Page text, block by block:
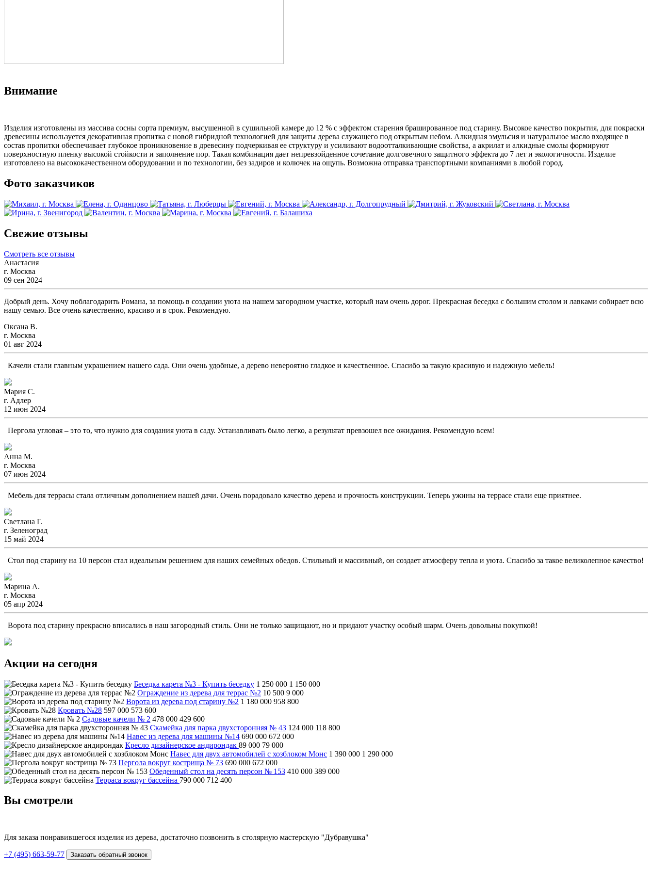
Внимание
Изделия изготовлены из массива сосны сорта премиум, высушенной в сушильной камере до 12 % с эффектом старения брашированное под старину. Высокое качество покрытия, для покраски
древесины используется декоративная пропитка с новой гибридной технологией для защиты дерева служащего под открытым небом. Алкидная эмульсия и натуральное масло входящее в
состав пропитки обеспечивает глубокое проникновение в древесину подчеркивая ее структуру и усиливают водоотталкивающие свойства, а акрилат и алкидные смолы формируют
поверхностную пленку высокой стойкости и заполнение пор. Такая комбинация дает непревзойденное сочетание долговечного защитного эффекта до 7 лет и экологичности. Изделие
изготовлено на высококачественном оборудовании и по технологии, без задиров и колючек на ощупь. Возможна отправка транспортными компаниями в любой город.
Фото заказчиков
Свежие отзывы
Смотреть все отзывы
Анастасия
г. Москва
09 сен 2024
Добрый день. Хочу поблагодарить Романа, за помощь в создании уюта на нашем загородном участке, который нам очень дорог. Прекрасная беседка с большим столом и лавками собирает всю
нашу семью. Все очень качественно, красиво и в срок. Рекомендую.
Оксана В.
г. Москва
01 авг 2024
Качели стали главным украшением нашего сада. Они очень удобные, а дерево невероятно гладкое и качественное. Спасибо за такую красивую и надежную мебель!
Мария С.
г. Адлер
12 июн 2024
Пергола угловая – это то, что нужно для создания уюта в саду. Устанавливать было легко, а результат превзошел все ожидания. Рекомендую всем!
Анна М.
г. Москва
07 июн 2024
Мебель для террасы стала отличным дополнением нашей дачи. Очень порадовало качество дерева и прочность конструкции. Теперь ужины на террасе стали еще приятнее.
Светлана Г.
г. Зеленоград
15 май 2024
Стол под старину на 10 персон стал идеальным решением для наших семейных обедов. Стильный и массивный, он создает атмосферу тепла и уюта. Спасибо за такое великолепное качество!
Марина А.
г. Москва
05 апр 2024
Ворота под старину прекрасно вписались в наш загородный стиль. Они не только защищают, но и придают участку особый шарм. Очень довольны покупкой!
Акции на сегодня
Беседка карета №3 - Купить беседку 1 250 000 1 150 000
Ограждение из дерева для террас №2 10 500 9 000
Ворота из дерева под старину №2 1 180 000 958 800
Кровать №28 597 000 573 600
Садовые качели № 2 478 000 429 600
Скамейка для парка двухсторонняя № 43 124 000 118 800
Навес из дерева для машины №14 690 000 672 000
Кресло дизайнерское андирондак 89 000 79 000
Навес для двух автомобилей с хозблоком Монс 1 390 000 1 290 000
Пергола вокруг кострища № 73 690 000 672 000
Обеденный стол на десять персон № 153 410 000 389 000
Терраса вокруг бассейна 790 000 712 400
Вы смотрели
Для заказа понравившегося изделия из дерева, достаточно позвонить в столярную мастерскую "Дубравушка"
+7 (495) 663-59-77 Заказать обратный звонок